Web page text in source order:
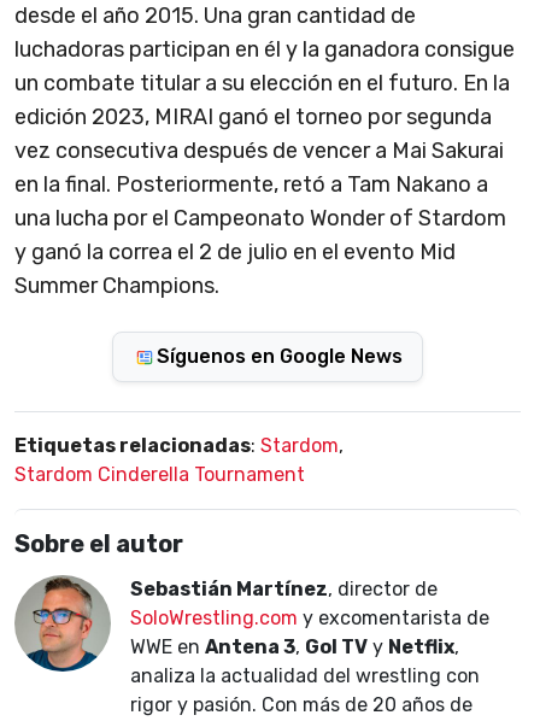
desde el año 2015. Una gran cantidad de
luchadoras participan en él y la ganadora consigue
un combate titular a su elección en el futuro. En la
edición 2023, MIRAI ganó el torneo por segunda
vez consecutiva después de vencer a Mai Sakurai
en la final. Posteriormente, retó a Tam Nakano a
una lucha por el Campeonato Wonder of Stardom
y ganó la correa el 2 de julio en el evento Mid
Summer Champions.
Síguenos en Google News
Etiquetas relacionadas: Stardom,
Stardom Cinderella Tournament
Sobre el autor
Sebastián Martínez, director de
SoloWrestling.com y excomentarista de
WWE en Antena 3, Gol TV y Netflix,
analiza la actualidad del wrestling con
rigor y pasión. Con más de 20 años de